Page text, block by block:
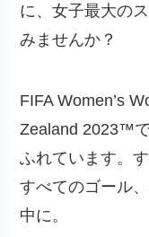
に、女子最大の
みませんか？
FIFA Women’s
Zealand 2023™
ふれています。
すべてのゴール
中に。